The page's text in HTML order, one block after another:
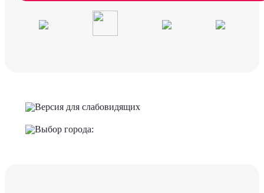
Версия для слабовидящих
Выбор города: